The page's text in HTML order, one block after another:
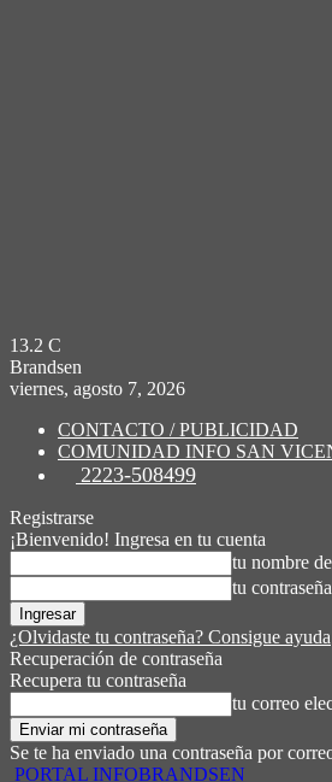
13.2 C
Brandsen
viernes, agosto 7, 2026
CONTACTO / PUBLICIDAD
COMUNIDAD INFO SAN
2223-508499
Registrarse
¡Bienvenido! Ingresa en tu cuenta
tu nombre
tu contraseña
¿Olvidaste tu contraseña? Consigue ayuda
Recuperación de contraseña
Recupera tu contraseña
tu correo
Se te ha enviado una contraseña por
PORTAL INFOBRANDSEN